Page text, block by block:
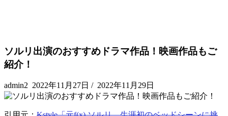
ソルリ出演のおすすめドラマ作品！映画作品もご
紹介！
admin2 2022年11月27日 / 2022年11月29日